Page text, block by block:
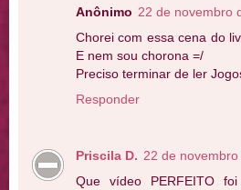
Anônimo 22 de novembro
Chorei com essa cena do
E nem sou chorona =/
Preciso terminar de ler
Responder
Priscila D. 22 de
Que vídeo PERFEITO